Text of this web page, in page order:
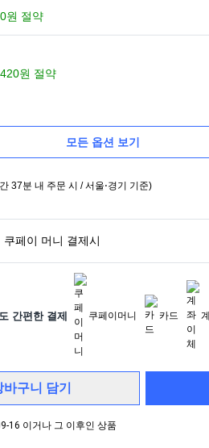
원 절약
원 절약
모든 옵션 보기
37분 내 주문 시 / 서울⋅경기 기준)
쿠페이 머니 결제시
간편한 결제 쿠페이머니 카드
바구니 담기
16 이거나 그 이후인 상품